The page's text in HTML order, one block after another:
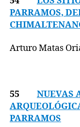
PARRAMOS,
Arturo Matas
55
NUEVAS
PARRAMOS